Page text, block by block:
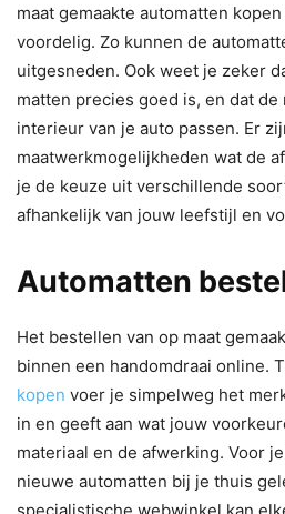
maat gemaakte automatten
voordelig. Zo kunnen de
uitgesneden. Ook weet je zeker
matten precies goed is, en dat
interieur van je auto passen. Er
maatwerkmogelijkheden wat de
je de keuze uit verschillende
afhankelijk van jouw leefstijl en
Automatten
Het bestellen van op maat
binnen een handomdraai online.
kopen voer je simpelweg het
in en geeft aan wat jouw
materiaal en de afwerking. Voor
nieuwe automatten bij je thuis
specialistische webwinkel kan